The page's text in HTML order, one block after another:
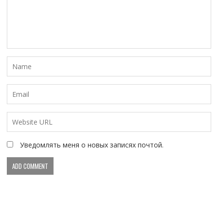
Уведомлять меня о новых записях почтой.